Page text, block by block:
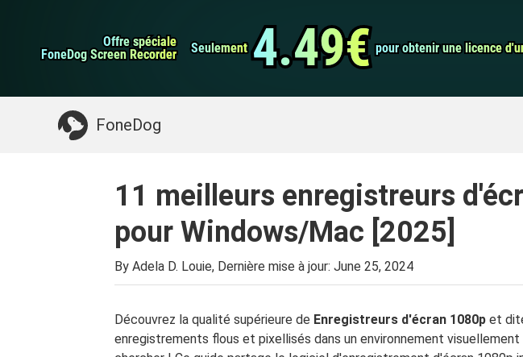
Offre spéciale
Offre spéciale
FoneDog Screen Recorder
FoneDog Screen Recorder Seulement
Seulement 4.49€
4.49€ pour obtenir une licence
pour obtenir une licence
FoneDog
Nettoyeur d'iPhone
données Android
Quelque chose dont vous pourriez avoir besoin:
11 meilleurs enregistreurs
pour Windows/Mac [2025]
By Adela D. Louie, Dernière mise à jour: June 25, 2024
Découvrez la qualité supérieure de Enregistreurs d'écran 1080p et
enregistrements flous et pixellisés dans un environnement